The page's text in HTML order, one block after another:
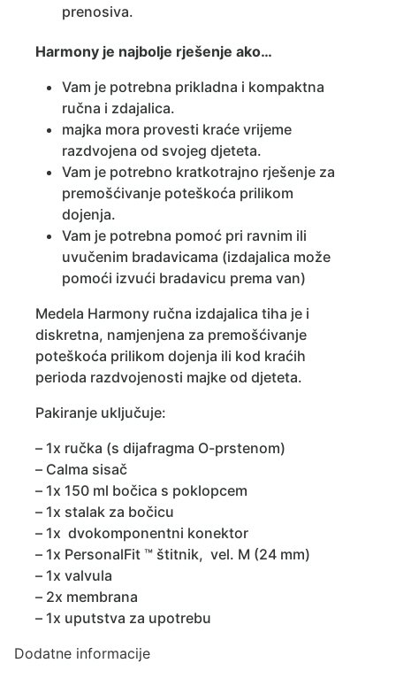
prenosiva.
Harmony je najbolje rješenje ako…
Vam je potrebna prikladna i kompaktna
ručna i zdajalica.
majka mora provesti kraće vrijeme
razdvojena od svojeg djeteta.
Vam je potrebno kratkotrajno rješenje za
premošćivanje poteškoća prilikom
dojenja.
Vam je potrebna pomoć pri ravnim ili
uvučenim bradavicama (izdajalica može
pomoći izvući bradavicu prema van)
Medela Harmony ručna izdajalica tiha je i
diskretna, namjenjena za premošćivanje
poteškoća prilikom dojenja ili kod kraćih
perioda razdvojenosti majke od djeteta.
Pakiranje uključuje:
– 1x ručka (s dijafragma O-prstenom)
– Calma sisač
– 1x 150 ml bočica s poklopcem
– 1x stalak za bočicu
– 1x dvokomponentni konektor
– 1x PersonalFit ™ štitnik, vel. M (24 mm)
– 1x valvula
– 2x membrana
– 1x uputstva za upotrebu
Dodatne informacije